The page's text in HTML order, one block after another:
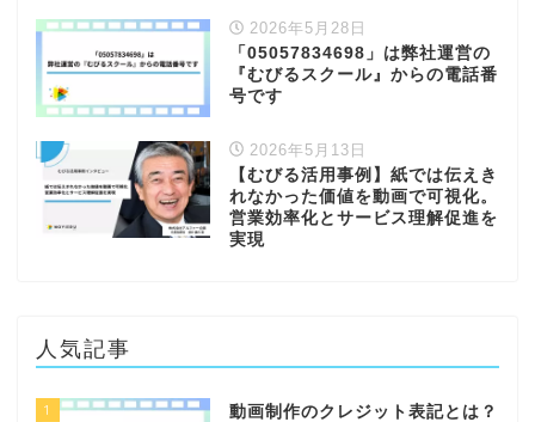
2026年5月28日
「05057834698」は弊社運営の
『むびるスクール』からの電話番
号です
2026年5月13日
【むびる活用事例】紙では伝えき
れなかった価値を動画で可視化。
営業効率化とサービス理解促進を
実現
人気記事
1
動画制作のクレジット表記とは？